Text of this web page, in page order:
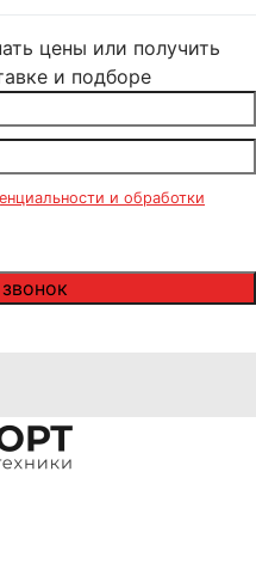
цены или получить
и подборе
и обработки